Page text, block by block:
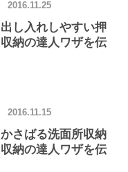
出し入れしやすい押
納の達人ワザを伝
2016.11.25
かさばる洗面所収納
納の達人ワザを伝
2016.11.15